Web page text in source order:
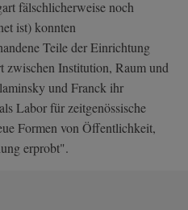
fälschlicherweise noch
ist) konnten
Teile der Einrichtung
Institution, Raum und
und Franck ihr
Labor für zeitgenössische
Formen von Öffentlichkeit,
erprobt".